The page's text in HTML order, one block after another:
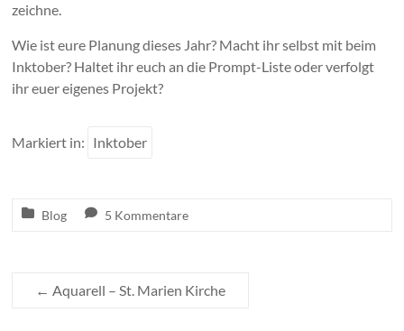
zeichne.
Wie ist eure Planung dieses Jahr? Macht ihr selbst mit beim
Inktober? Haltet ihr euch an die Prompt-Liste oder verfolgt
ihr euer eigenes Projekt?
Markiert in: Inktober
Blog 5 Kommentare
← Aquarell – St. Marien Kirche